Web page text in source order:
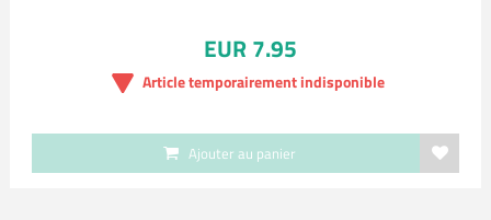
EUR 7.95
Article temporairement indisponible
Ajouter au panier